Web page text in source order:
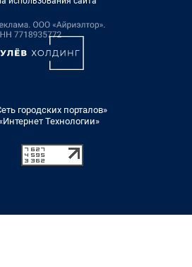
городских порталов»
Технологии»